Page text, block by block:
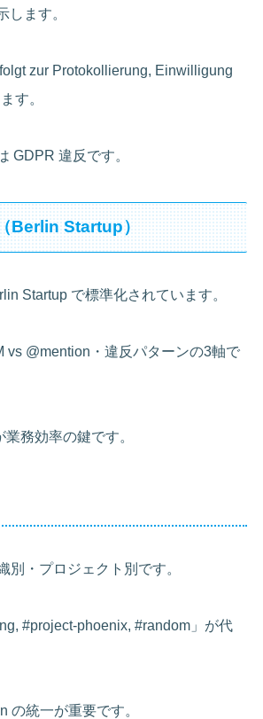
します。
zur Protokollierung, Einwilligung
す。
GDPR 違反です。
Berlin Startup）
Startup で標準化されています。
vs @mention・違反パターンの3軸で
務効率の鍵です。
別・プロジェクト別です。
#project-phoenix, #random」が代
の統一が重要です。